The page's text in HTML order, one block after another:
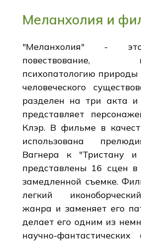
Меланхолия и
"Меланхолия" -
повествование,
психопатологию природы
человеческого
разделен на три акта
представляет
Клэр. В фильме в
использована
Вагнера к "Тристану
представлены 16 сцен в
замедленной съемке.
легкий
жанра и заменяет его
делает его одним из
научно-